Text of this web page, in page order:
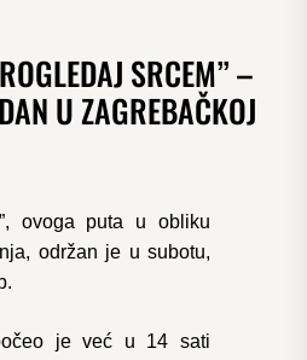
SRCEM” –
U ZAGREBAČKOJ
ovoga puta u obliku
održan je u subotu,
je već u 14 sati